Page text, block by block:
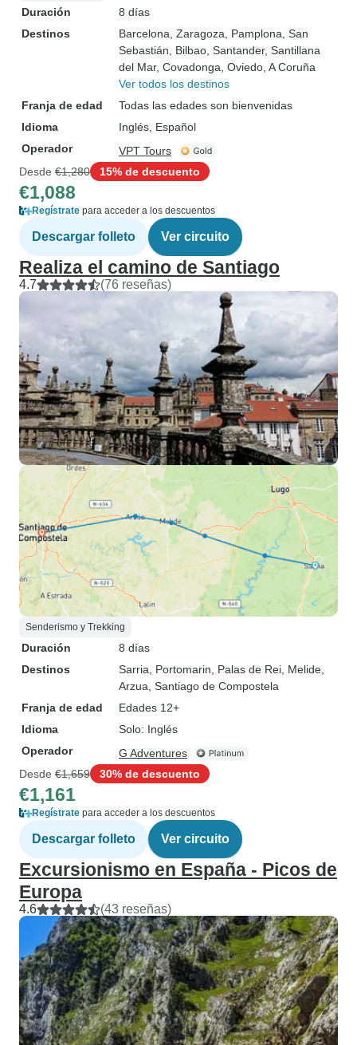
Duración
8 días
Destinos
Barcelona , Zaragoza , Pamplona , San
Sebastián , Bilbao , Santander, Santillana
del Mar, Covadonga , Oviedo , A Coruña
Ver todos los destinos
Franja de edad
Todas las edades son bienvenidas
Idioma
Inglés, Español
Operador
VPT Tours
Desde €1,280 15% de descuento
€1,088
Regístrate para acceder a los descuentos
Descargar folleto Ver circuito
Realiza el camino de Santiago
4.7 (76 reseñas)
Senderismo y Trekking
Duración
8 días
Destinos
Sarria , Portomarin , Palas de Rei , Melide
Arzua , Santiago de Compostela
Franja de edad
Edades 12+
Idioma
Solo: Inglés
Operador
G Adventures
Desde €1,659 30% de descuento
€1,161
Regístrate para acceder a los descuentos
Descargar folleto Ver circuito
Excursionismo en España - Picos de
Europa
4.6 (43 reseñas)